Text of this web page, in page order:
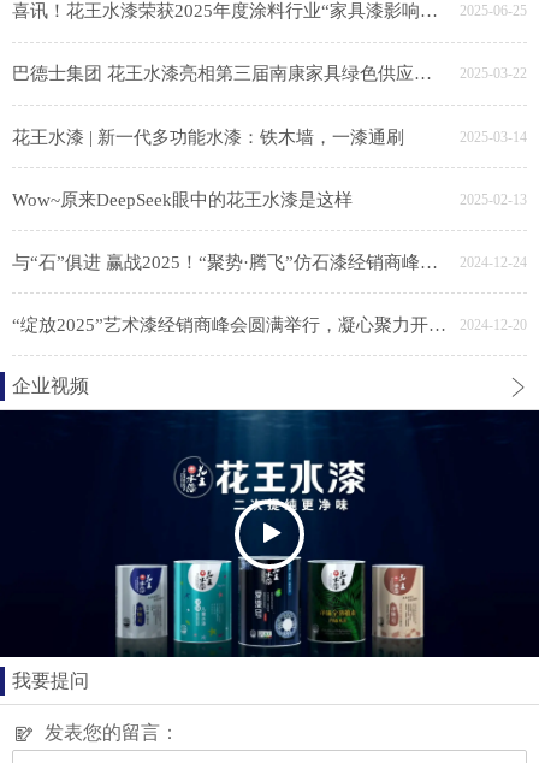
喜讯！花王水漆荣获2025年度涂料行业“家具漆影响力品牌” 2025-06-25
巴德士集团 花王水漆亮相第三届南康家具绿色供应链展，助力家具产业链绿色转型 2025-03-22
花王水漆 | 新一代多功能水漆：铁木墙，一漆通刷 2025-03-14
Wow~原来DeepSeek眼中的花王水漆是这样 2025-02-13
与“石”俱进 赢战2025！“聚势·腾飞”仿石漆经销商峰会胜利召开 2024-12-24
“绽放2025”艺术漆经销商峰会圆满举行，凝心聚力开新局 2024-12-20
企业视频
我要提问
发表您的留言：